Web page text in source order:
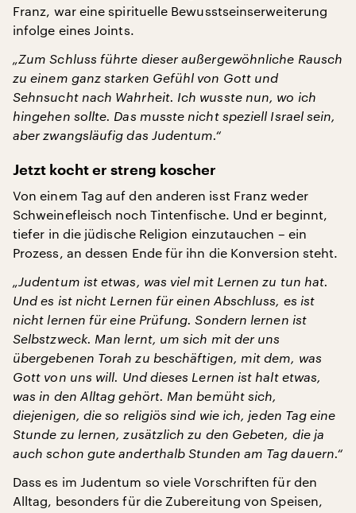
Franz, war eine spirituelle Bewusstseinserweiterung
infolge eines Joints.
„Zum Schluss führte dieser außergewöhnliche Rausch
zu einem ganz starken Gefühl von Gott und
Sehnsucht nach Wahrheit. Ich wusste nun, wo ich
hingehen sollte. Das musste nicht speziell Israel sein,
aber zwangsläufig das Judentum.“
Jetzt kocht er streng koscher
Von einem Tag auf den anderen isst Franz weder
Schweinefleisch noch Tintenfische. Und er beginnt,
tiefer in die jüdische Religion einzutauchen – ein
Prozess, an dessen Ende für ihn die Konversion steht.
„Judentum ist etwas, was viel mit Lernen zu tun hat.
Und es ist nicht Lernen für einen Abschluss, es ist
nicht lernen für eine Prüfung. Sondern lernen ist
Selbstzweck. Man lernt, um sich mit der uns
übergebenen Torah zu beschäftigen, mit dem, was
Gott von uns will. Und dieses Lernen ist halt etwas,
was in den Alltag gehört. Man bemüht sich,
diejenigen, die so religiös sind wie ich, jeden Tag eine
Stunde zu lernen, zusätzlich zu den Gebeten, die ja
auch schon gute anderthalb Stunden am Tag dauern.“
Dass es im Judentum so viele Vorschriften für den
Alltag, besonders für die Zubereitung von Speisen,